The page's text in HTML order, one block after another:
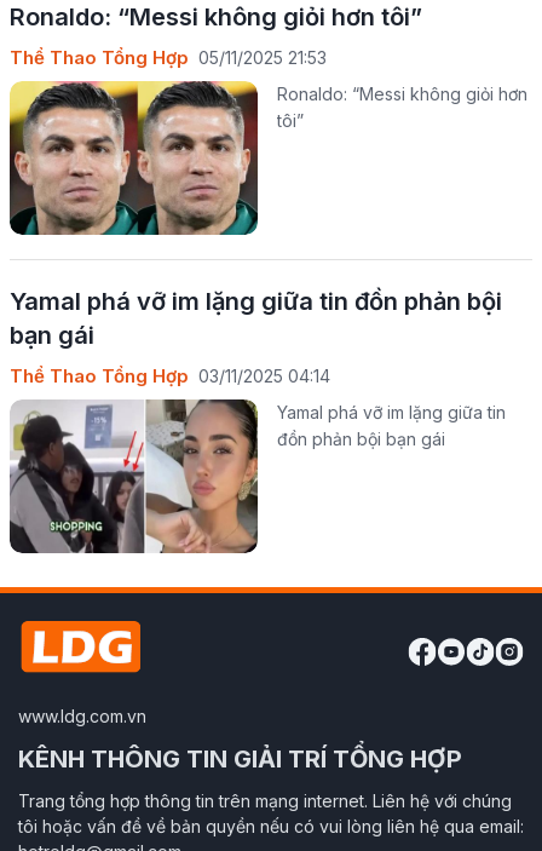
Ronaldo: “Messi không giỏi hơn tôi”
Thể Thao Tổng Hợp 05/11/2025 21:53
Ronaldo: “Messi không giỏi hơn
tôi”
Yamal phá vỡ im lặng giữa tin đồn phản bội
bạn gái
Thể Thao Tổng Hợp 03/11/2025 04:14
Yamal phá vỡ im lặng giữa tin
đồn phản bội bạn gái
www.ldg.com.vn
KÊNH THÔNG TIN GIẢI TRÍ TỔNG HỢP
Trang tổng hợp thông tin trên mạng internet. Liên hệ với chúng
tôi hoặc vấn đề về bản quyền nếu có vui lòng liên hệ qua email: